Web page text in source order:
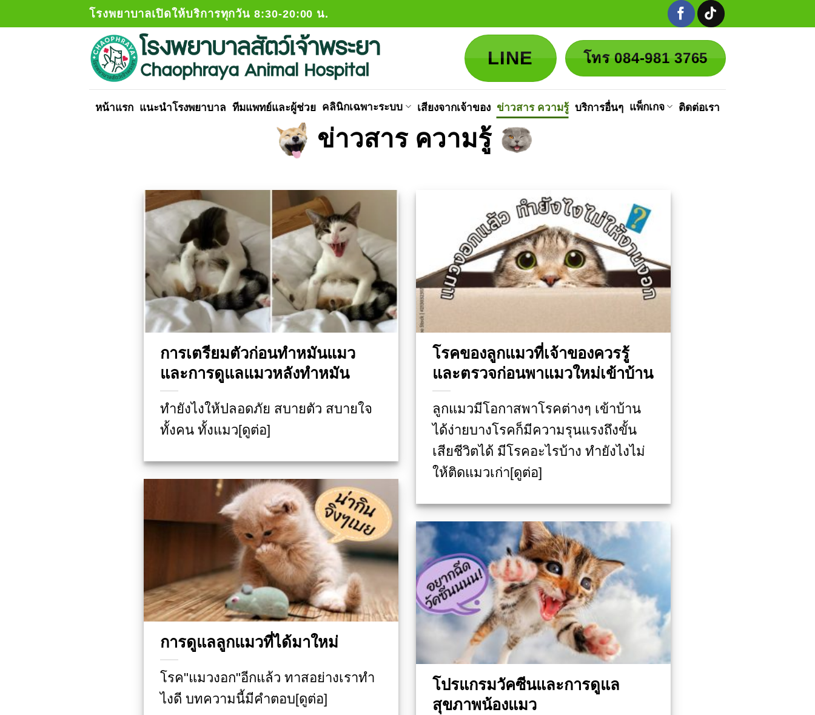
โรงพยาบาลเปิดให้บริการทุกวัน 8:30-20:00 น.
LINE โทร 084-981 3765
หน้าแรก แนะนำโรงพยาบาล ทีมแพทย์และผู้ช่วย คลินิกเฉพาะระบบ เสียงจากเจ้าของ ข่าวสาร ความรู้ บริการอื่นๆ แพ็กเกจ ติดต่อเรา
ข่าวสาร ความรู้
การเตรียมตัวก่อนทำหมันแมว
และการดูแลแมวหลังทำหมัน
ทำยังไงให้ปลอดภัย สบายตัว สบายใจ
ทั้งคน ทั้งแมว[ดูต่อ]
โรคของลูกแมวที่เจ้าของควรรู้
และตรวจก่อนพาแมวใหม่เข้าบ้าน
ลูกแมวมีโอกาสพาโรคต่างๆ เข้าบ้าน
ได้ง่ายบางโรคก็มีความรุนแรงถึงขั้น
เสียชีวิตได้ มีโรคอะไรบ้าง ทำยังไงไม่
ให้ติดแมวเก่า[ดูต่อ]
การดูแลลูกแมวที่ได้มาใหม่
โรค"แมวงอก"อีกแล้ว ทาสอย่างเราทำ
ไงดี บทความนี้มีคำตอบ[ดูต่อ]
โปรแกรมวัคซีนและการดูแล
สุขภาพน้องแมว